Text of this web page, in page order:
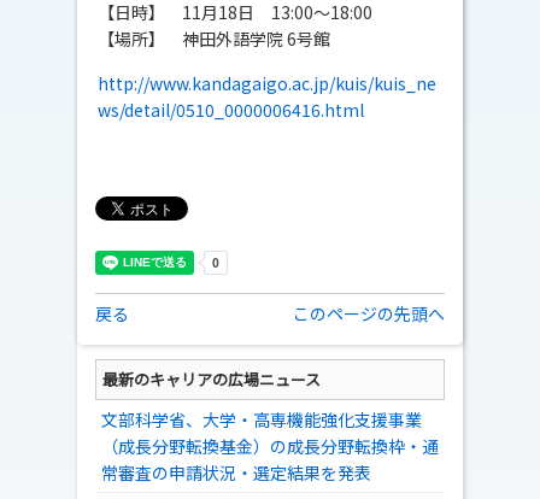
【日時】 11月18日 13:00～18:00
【場所】 神田外語学院 6号館
http://www.kandagaigo.ac.jp/kuis/kuis_ne
ws/detail/0510_0000006416.html
戻る このページの先頭へ
最新のキャリアの広場ニュース
文部科学省、大学・高専機能強化支援事業
（成長分野転換基金）の成長分野転換枠・通
常審査の申請状況・選定結果を発表